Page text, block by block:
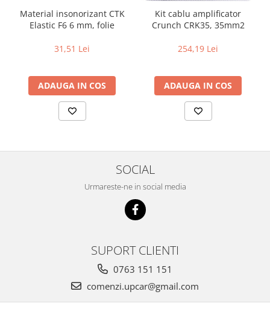
Material insonorizant CTK
Elastic F6 6 mm, folie
31,51 Lei
ADAUGA IN COS
Kit cablu amplificator
Crunch CRK35, 35mm2
254,19 Lei
ADAUGA IN COS
SOCIAL
Urmareste-ne in social media
SUPORT CLIENTI
0763 151 151
comenzi.upcar@gmail.com